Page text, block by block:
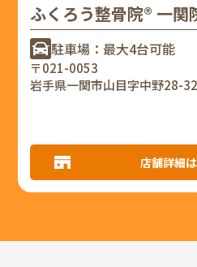
ふくろう整骨院® 一関
駐車場：最大4台可能
〒021-0053
岩手県一関市山目字中野28-32
店舗詳細